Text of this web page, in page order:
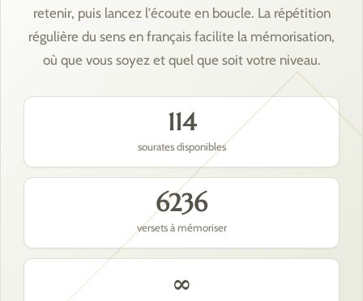
retenir, puis lancez l'écoute en boucle. La répétition
régulière du sens en français facilite la mémorisation,
où que vous soyez et quel que soit votre niveau.
114
sourates disponibles
6236
versets à mémoriser
∞